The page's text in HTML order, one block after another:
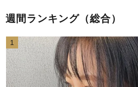
週間ランキング（総合）
1